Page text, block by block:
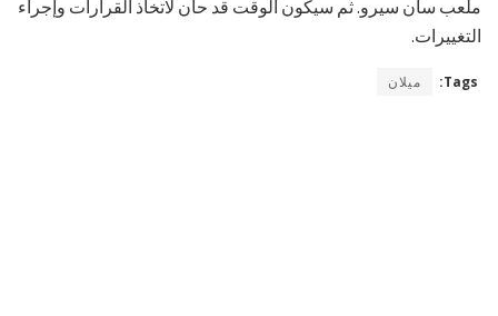
ملعب سان سيرو. ثم سيكون الوقت قد حان لاتخاذ القرارات وإجراء
التغييرات.
Tags: ميلان